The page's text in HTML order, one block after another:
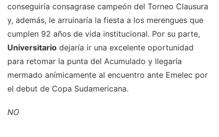
conseguiría consagrase campeón del Torneo Clausura
y, además, le arruinaría la fiesta a los merengues que
cumplen 92 años de vida institucional. Por su parte,
Universitario dejaría ir una excelente oportunidad
para retomar la punta del Acumulado y llegaría
mermado anímicamente al encuentro ante Emelec por
el debut de Copa Sudamericana.
NO